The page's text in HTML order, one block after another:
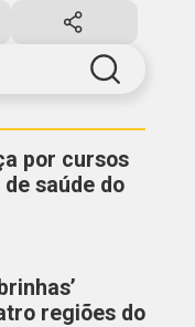
por cursos
saúde do
regiões do